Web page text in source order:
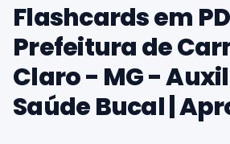
Flashcards em
Prefeitura de
Claro - MG -
Saúde Bucal |